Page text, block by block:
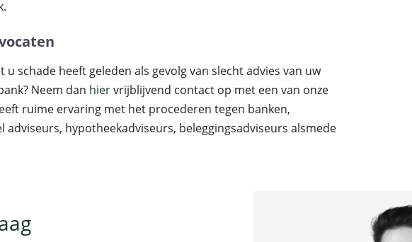
schade heeft geleden als gevolg van slecht advies van uw
Neem dan hiervrijblijvend contact op met een van onze
ruime ervaring met het procederen tegen banken,
adviseurs, hypotheekadviseurs, beleggingsadviseurs alsmede